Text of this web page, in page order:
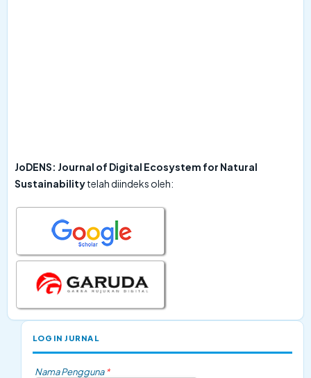
JoDENS: Journal of Digital Ecosystem for Natural
Sustainabilitytelah diindeks oleh:
LOGIN JURNAL
Nama Pengguna*